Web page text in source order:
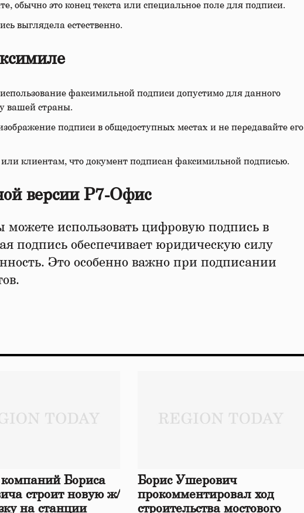
обычно это конец текста или специальное поле для подписи.
выглядела естественно.
факсимильной подписи допустимо для данного
вашей страны.
подписи в общедоступных местах и не передавайте его
клиентам, что документ подписан факсимильной подписью.
версии Р7-Офис
можете использовать цифровую подпись в
подпись обеспечивает юридическую силу
Это особенно важно при подписании
Бориса
строит новую ж/
на станции
Борис Ушерович
прокомментировал ход
строительства мостового